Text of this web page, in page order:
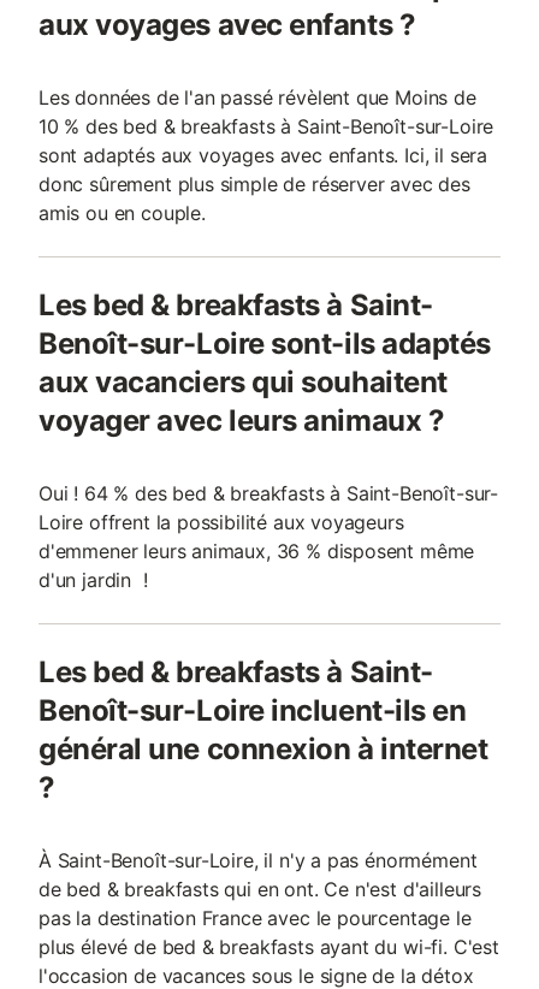
aux voyages avec enfants ?
Les données de l'an passé révèlent que Moins de
10 % des bed & breakfasts à Saint-Benoît-sur-Loire
sont adaptés aux voyages avec enfants. Ici, il sera
donc sûrement plus simple de réserver avec des
amis ou en couple.
Les bed & breakfasts à Saint-
Benoît-sur-Loire sont-ils adaptés
aux vacanciers qui souhaitent
voyager avec leurs animaux ?
Oui ! 64 % des bed & breakfasts à Saint-Benoît-sur-
Loire offrent la possibilité aux voyageurs
d'emmener leurs animaux, 36 % disposent même
d'un jardin !
Les bed & breakfasts à Saint-
Benoît-sur-Loire incluent-ils en
général une connexion à internet
?
À Saint-Benoît-sur-Loire, il n'y a pas énormément
de bed & breakfasts qui en ont. Ce n'est d'ailleurs
pas la destination France avec le pourcentage le
plus élevé de bed & breakfasts ayant du wi-fi. C'est
l'occasion de vacances sous le signe de la détox